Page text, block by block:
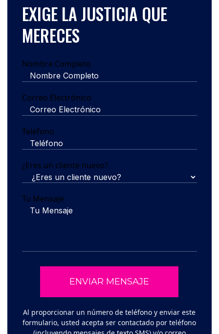
EXIGE LA JUSTICIA QUE
MERECES
Nombre Completo
Correo Electrónico
Teléfono
¿Eres un cliente nuevo?
Tu Mensaje
Al proporcionar un número de teléfono y enviar este
formulario, usted acepta ser contactado por teléfono